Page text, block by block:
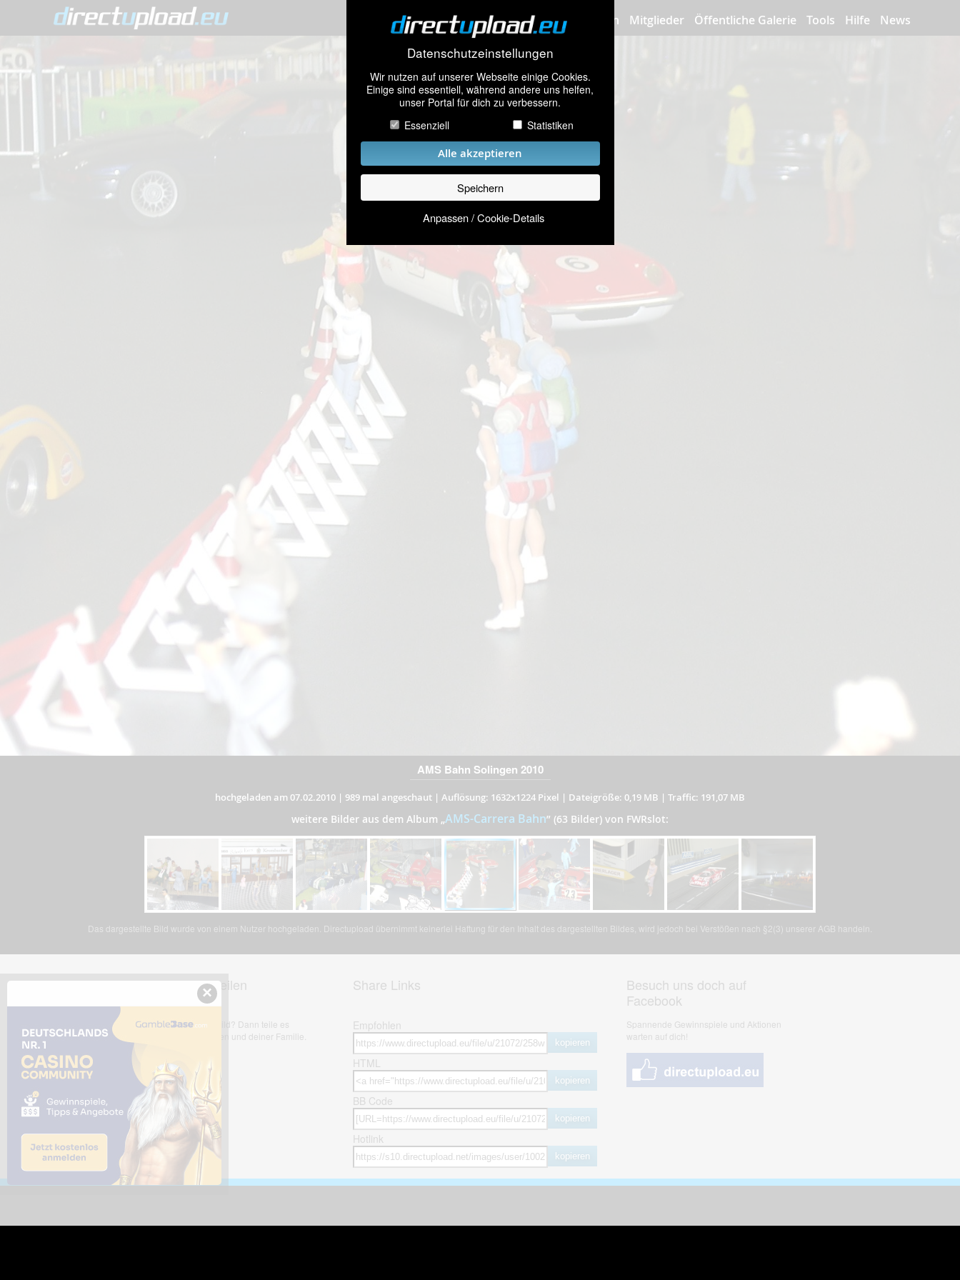
Datenschutzeinstellungen
Wir nutzen auf unserer Webseite einige Cookies.
Einige sind essentiell, während andere uns helfen,
unser Portal für dich zu verbessern.
Essenziell
Statistiken
Alle akzeptieren
Speichern
Anpassen / Cookie-Details
Bilder hochladen Mitglieder Öffentliche Galerie Tools Hilfe News
AMS Bahn Solingen 2010
hochgeladen am 07.02.2010 | 989 mal angeschaut | Auflösung: 1632x1224 Pixel | Dateigröße: 0,19 MB | Traffic: 191,07 MB
weitere Bilder aus dem Album „AMS-Carrera Bahn” (63 Bilder) von FWRslot:
Das dargestellte Bild wurde von einem Nutzer hochgeladen. Directupload übernimmt keinerlei Haftung für den Inhalt des dargestellten Bildes, wird jedoch bei Verstößen nach §2(3) unserer AGB handeln.
Dieses Bild teilen
Dir gefällt dieses Bild? Dann teile es
mit deinen Freunden und deiner Familie.
Share Links
Empfohlen
kopieren
HTML
kopieren
BB Code
kopieren
Hotlink
kopieren
Besuch uns doch auf
Facebook
Spannende Gewinnspiele und Aktionen
warten auf dich!
×